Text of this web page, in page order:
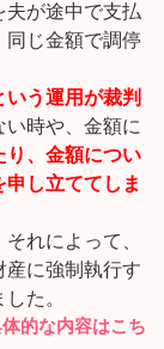
夫が途中で支払
同じ金額で調停
う運用が裁判
い時や、金額に
り、金額につい
し立ててしま
れによって、
産に強制執行す
た。
的な内容はこち